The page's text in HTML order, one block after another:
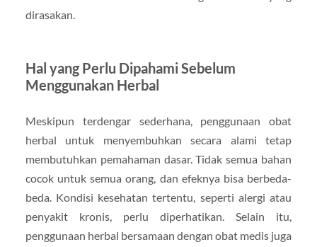
dirasakan.
Hal yang Perlu Dipahami Sebelum
Menggunakan Herbal
Meskipun terdengar sederhana, penggunaan obat
herbal untuk menyembuhkan secara alami tetap
membutuhkan pemahaman dasar. Tidak semua bahan
cocok untuk semua orang, dan efeknya bisa berbeda-
beda. Kondisi kesehatan tertentu, seperti alergi atau
penyakit kronis, perlu diperhatikan. Selain itu,
penggunaan herbal bersamaan dengan obat medis juga